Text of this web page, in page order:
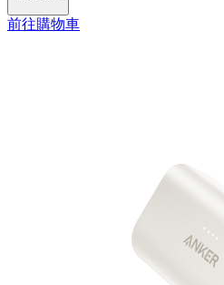
前往購物車